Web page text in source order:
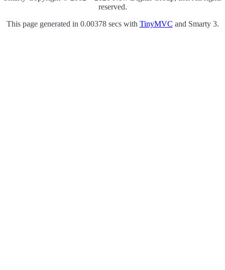
reserved.
This page generated in 0.00378 secs with TinyMVC and Smarty 3.